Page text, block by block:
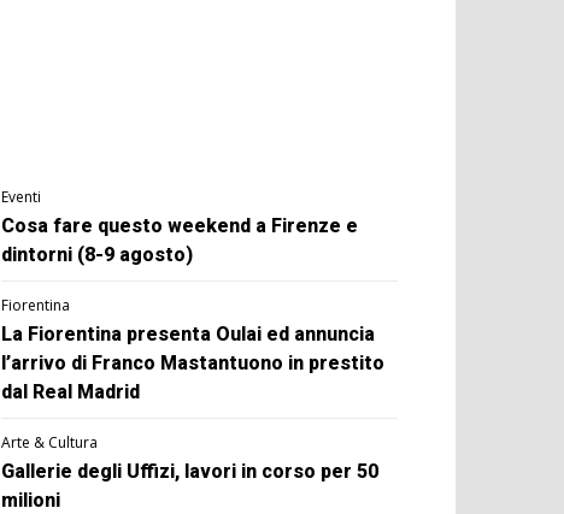
Eventi
Cosa fare questo weekend a Firenze e
dintorni (8-9 agosto)
Fiorentina
La Fiorentina presenta Oulai ed annuncia
l’arrivo di Franco Mastantuono in prestito
dal Real Madrid
Arte & Cultura
Gallerie degli Uffizi, lavori in corso per 50
milioni